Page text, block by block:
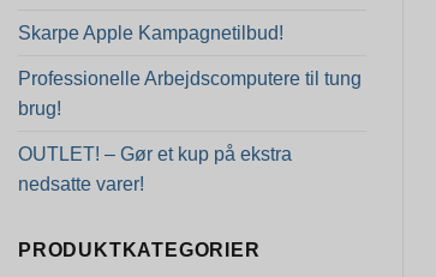
Skarpe Apple Kampagnetilbud!
Professionelle Arbejdscomputere til tung
brug!
OUTLET! – Gør et kup på ekstra
nedsatte varer!
PRODUKTKATEGORIER